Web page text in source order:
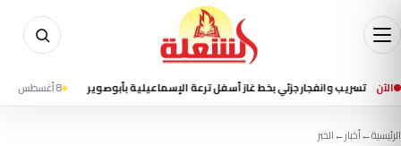
الآنوانفجار جزئي بخط غاز أسفل ترعة الإسماعيلية بأبوصوير 8 أغسطس 2026 - 1:40 م
الرئيسية←أخبار←الخبر